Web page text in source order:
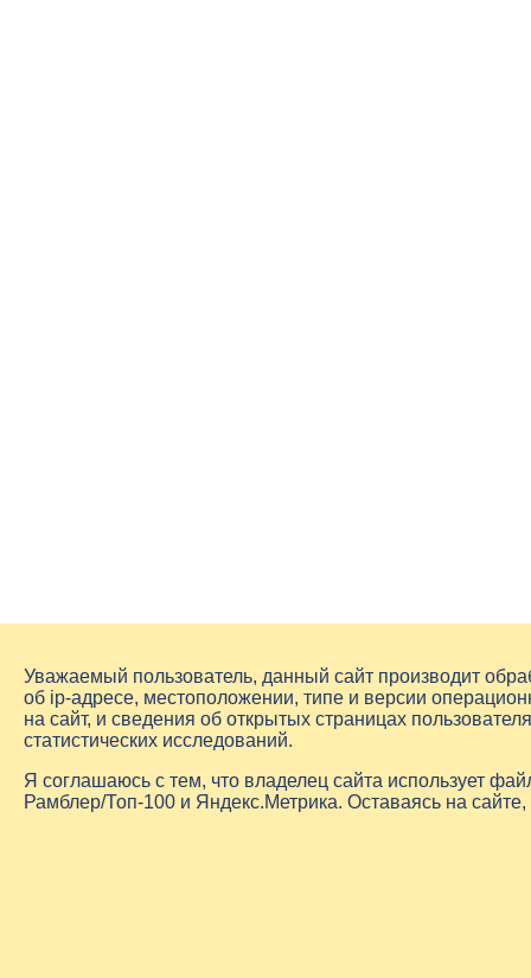
Уважаемый пользователь, данный сайт производит
об ip-адресе, местоположении, типе и версии
на сайт, и сведения об открытых страницах
статистических исследований.
Я соглашаюсь с тем, что владелец сайта использует
Рамблер/Топ-100 и Яндекс.Метрика. Оставаясь на